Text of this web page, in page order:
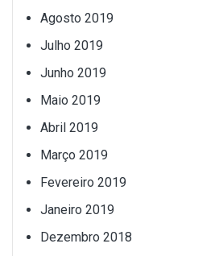
Agosto 2019
Julho 2019
Junho 2019
Maio 2019
Abril 2019
Março 2019
Fevereiro 2019
Janeiro 2019
Dezembro 2018